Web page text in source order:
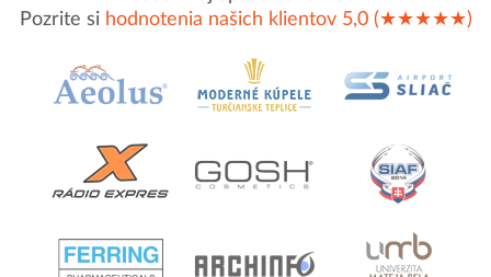
Pozrite si hodnotenia našich klientov 5,0 (★★★★★)